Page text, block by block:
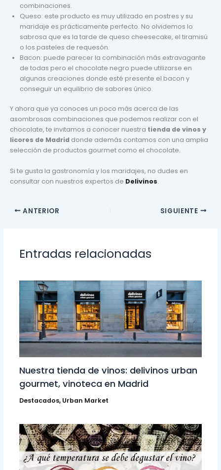
combinaciones.
Queso: este producto es muy utilizado en postres y su
maridaje es prácticamente perfecto. No olvidemos lo
sabrosa que es la tarde de queso cheesecake, el tiramisú
o los pasteles de requesón.
Bacon: puede parecer la combinación más extravagante
de todas pero el chocolate negro puede utilizarse en
algunas creaciones donde esté presente el bacon y
conseguir un equilibrio de sabores único.
Y ahora que ya conoces un poco más acerca de las
asombrosas combinaciones que podemos realizar con el
chocolate, te invitamos a conocer nuestra tienda de vinos y
licores de Madrid donde además contamos con una amplia
selección de productos gourmet como el chocolate.
Si te gusta la gastronomía y los maridajes, no dudes en
consultar con nuestros expertos de Delivinos.
ANTERIOR SIGUIENTE
Entradas relacionadas
Nuestra tienda de vinos: delivinos urban
gourmet, vinoteca en Madrid
Destacados, Urban Market